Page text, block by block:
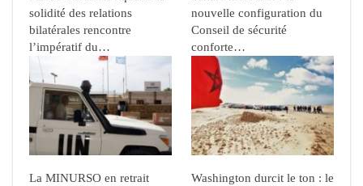
solidité des relations
bilatérales rencontre
l’impératif du…
nouvelle configuration du
Conseil de sécurité
conforte…
La MINURSO en retrait
Washington durcit le ton : le